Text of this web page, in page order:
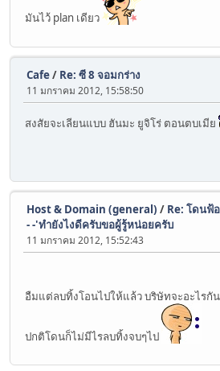
มันไว้ plan เดียว
Cafe/ Re: ซี 8 จอมกร่าง
11 มกราคม 2012, 15:58:50
สงสัยจะเลียนแบบ ฮันมะ ยูจิโร่ ตอนตบเมีย
Host & Domain (general) / Re: โดนฟ้
- -'ทำยังไงดีครับขอผู้รู้หน่อยครับ
11 มกราคม 2012, 15:52:43
อืมแต่ลบทิ้งโอนไปให้แล้ว บริษัทจะอะไรกั
ปกติโดนก็ไม่มีไรลบทิ้งจบๆไป